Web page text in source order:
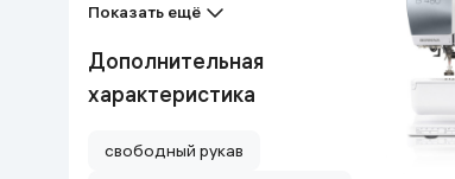
Строительство и ремонт
Показать ещё
Дополнительная
характеристика
свободный рукав